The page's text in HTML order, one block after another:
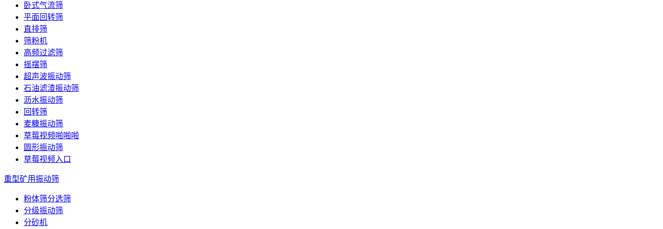
卧式气流筛
平面回转筛
直排筛
筛粉机
高频过滤筛
摇摆筛
超声波振动筛
石油滤渣振动筛
沥水振动筛
回转筛
麦糠振动筛
草莓视频啪啪啪
圆形振动筛
草莓视频入口
重型矿用振动筛
粉体筛分选筛
分级振动筛
分砂机